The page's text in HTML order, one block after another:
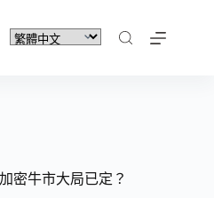
密牛市大局已定？